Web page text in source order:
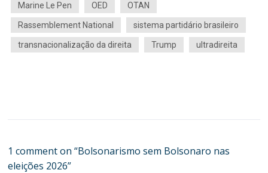
Marine Le Pen OED OTAN
Rassemblement National sistema partidário brasileiro
transnacionalização da direita Trump ultradireita
1 comment on “Bolsonarismo sem Bolsonaro nas
eleições 2026”